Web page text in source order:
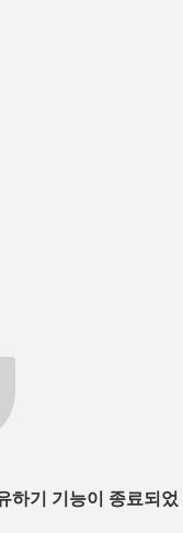
하기 기능이 종료되었